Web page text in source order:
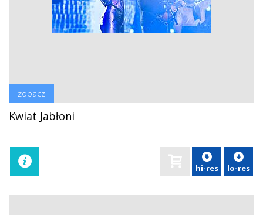
zobacz
Kwiat Jabłoni
hi-res lo-res